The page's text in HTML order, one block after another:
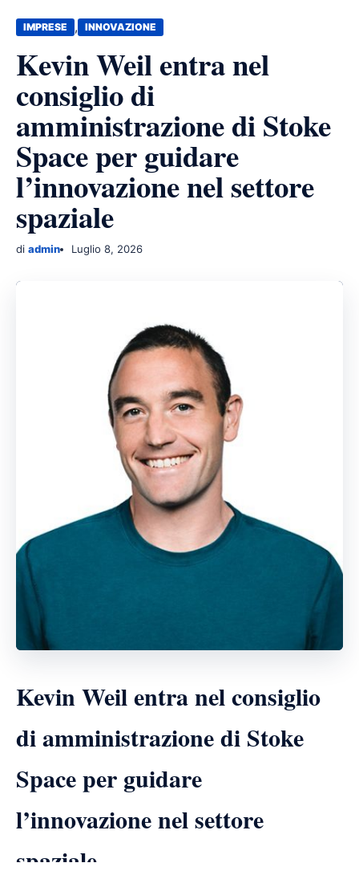
IMPRESE , INNOVAZIONE
Kevin Weil entra nel
consiglio di
amministrazione di Stoke
Space per guidare
l’innovazione nel settore
spaziale
di admin Luglio 8, 2026
Kevin Weil entra nel consiglio
di amministrazione di Stoke
Space per guidare
l’innovazione nel settore
spaziale